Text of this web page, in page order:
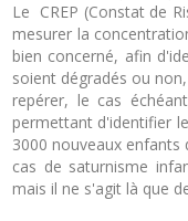
Le CREP (Constat de
mesurer la
bien concerné, afin
soient dégradés ou
repérer, le cas
permettant d'identifier
3000 nouveaux enfants
cas de saturnisme
mais il ne s'agit là que